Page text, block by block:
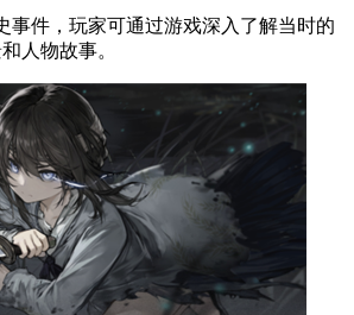
事件，玩家可通过游戏深入了解当时的
人物故事。